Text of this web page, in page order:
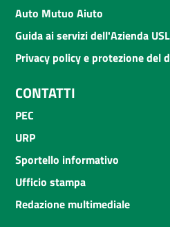
Auto Mutuo Aiuto
Guida ai servizi dell'Azienda
Privacy policy e protezione del
CONTATTI
PEC
URP
Sportello informativo
Ufficio stampa
Redazione multimediale